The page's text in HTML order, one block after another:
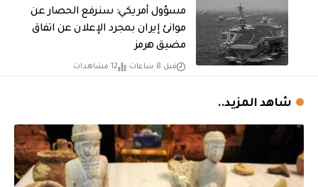
مسؤول أمريكي: سنرفع الحصار عن
موانئ إيران بمجرد الإعلان عن اتفاق
مضيق هرمز
قبل 8 ساعات 12 مشاهدات
شاهد المزيد..